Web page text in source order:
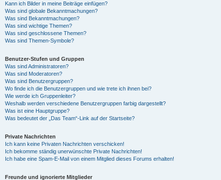
Kann ich Bilder in meine Beiträge einfügen?
Was sind globale Bekanntmachungen?
Was sind Bekanntmachungen?
Was sind wichtige Themen?
Was sind geschlossene Themen?
Was sind Themen-Symbole?
Benutzer-Stufen und Gruppen
Was sind Administratoren?
Was sind Moderatoren?
Was sind Benutzergruppen?
Wo finde ich die Benutzergruppen und wie trete ich ihnen bei?
Wie werde ich Gruppenleiter?
Weshalb werden verschiedene Benutzergruppen farbig dargestellt?
Was ist eine Hauptgruppe?
Was bedeutet der „Das Team“-Link auf der Startseite?
Private Nachrichten
Ich kann keine Privaten Nachrichten verschicken!
Ich bekomme ständig unerwünschte Private Nachrichten!
Ich habe eine Spam-E-Mail von einem Mitglied dieses Forums erhalten!
Freunde und ignorierte Mitglieder